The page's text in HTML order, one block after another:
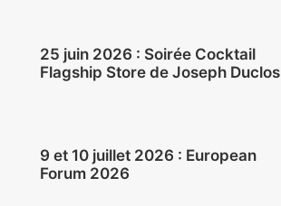
25 juin 2026 : Soirée Cocktail
Flagship Store de Joseph Duclos
9 et 10 juillet 2026 : European
Forum 2026